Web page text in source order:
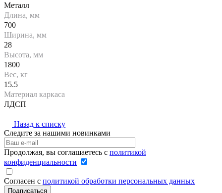
Металл
Длина, мм
700
Ширина, мм
28
Высота, мм
1800
Вес, кг
15.5
Материал каркаса
ЛДСП
Назад к списку
Следите за нашими новинками
Продолжая, вы соглашаетесь с политикой
конфиденциальности
Согласен с политикой обработки персональных данных